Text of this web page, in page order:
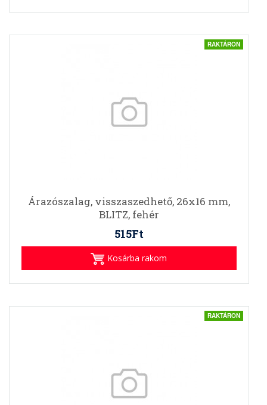
RAKTÁRON
Árazószalag, visszaszedhető, 26x16 mm,
BLITZ, fehér
515Ft
Kosárba rakom
RAKTÁRON